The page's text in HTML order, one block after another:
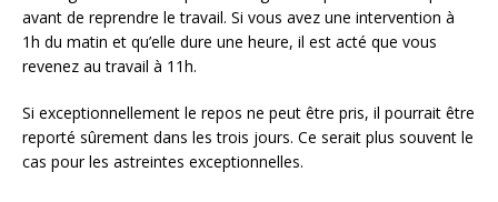
avant de reprendre le travail. Si vous avez une intervention à
1h du matin et qu’elle dure une heure, il est acté que vous
revenez au travail à 11h.
Si exceptionnellement le repos ne peut être pris, il pourrait être
reporté sûrement dans les trois jours. Ce serait plus souvent le
cas pour les astreintes exceptionnelles.